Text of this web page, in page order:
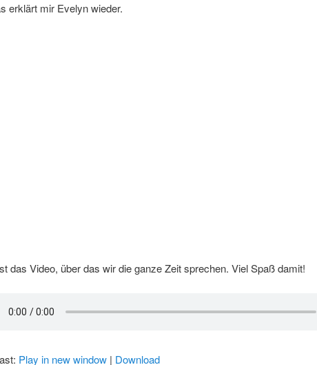
erklärt mir Evelyn wieder.
das Video, über das wir die ganze Zeit sprechen. Viel Spaß damit!
Play in new window| Download